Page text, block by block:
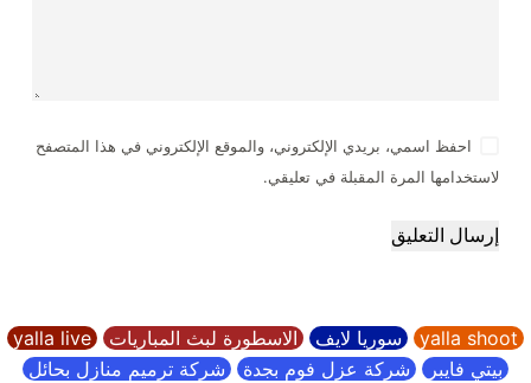
احفظ اسمي، بريدي الإلكتروني، والموقع الإلكتروني في هذا المتصفح
لاستخدامها المرة المقبلة في تعليقي.
إرسال التعليق
yalla shoot سوريا لايف الاسطورة لبث المباريات yalla live
بيتي فايبر شركة عزل فوم بجدة شركة ترميم منازل بحائل